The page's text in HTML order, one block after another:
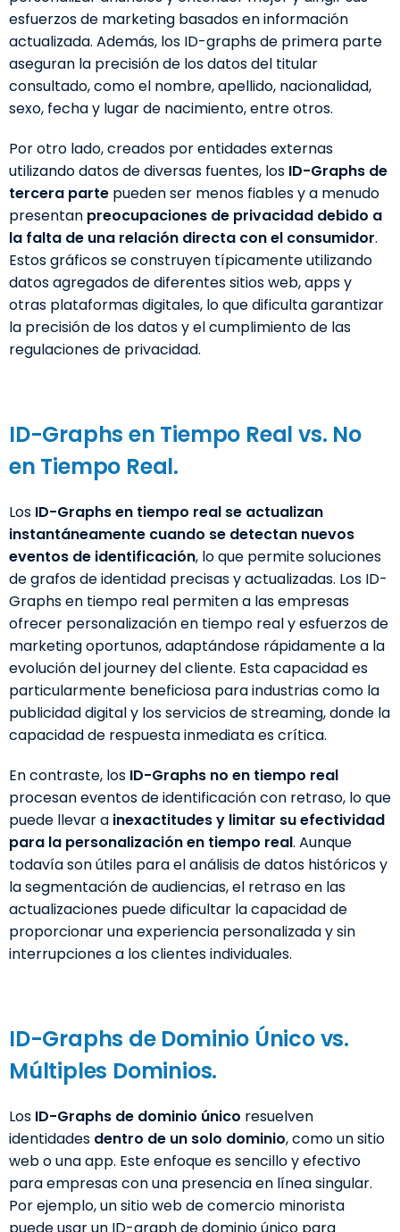
esfuerzos de marketing basados en información
actualizada. Además, los ID-graphs de primera parte
aseguran la precisión de los datos del titular
consultado, como el nombre, apellido, nacionalidad,
sexo, fecha y lugar de nacimiento, entre otros.
Por otro lado, creados por entidades externas
utilizando datos de diversas fuentes, los ID-Graphs de
tercera parte pueden ser menos fiables y a menudo
presentan preocupaciones de privacidad debido a
la falta de una relación directa con el consumidor.
Estos gráficos se construyen típicamente utilizando
datos agregados de diferentes sitios web, apps y
otras plataformas digitales, lo que dificulta garantizar
la precisión de los datos y el cumplimiento de las
regulaciones de privacidad.
ID-Graphs en Tiempo Real vs. No
en Tiempo Real.
Los ID-Graphs en tiempo real se actualizan
instantáneamente cuando se detectan nuevos
eventos de identificación, lo que permite soluciones
de grafos de identidad precisas y actualizadas. Los ID-
Graphs en tiempo real permiten a las empresas
ofrecer personalización en tiempo real y esfuerzos de
marketing oportunos, adaptándose rápidamente a la
evolución del journey del cliente. Esta capacidad es
particularmente beneficiosa para industrias como la
publicidad digital y los servicios de streaming, donde la
capacidad de respuesta inmediata es crítica.
En contraste, los ID-Graphs no en tiempo real
procesan eventos de identificación con retraso, lo que
puede llevar a inexactitudes y limitar su efectividad
para la personalización en tiempo real. Aunque
todavía son útiles para el análisis de datos históricos y
la segmentación de audiencias, el retraso en las
actualizaciones puede dificultar la capacidad de
proporcionar una experiencia personalizada y sin
interrupciones a los clientes individuales.
ID-Graphs de Dominio Único vs.
Múltiples Dominios.
Los ID-Graphs de dominio único resuelven
identidades dentro de un solo dominio, como un sitio
web o una app. Este enfoque es sencillo y efectivo
para empresas con una presencia en línea singular.
Por ejemplo, un sitio web de comercio minorista